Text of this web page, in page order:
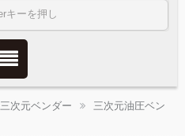
三次元ベンダー
三次元油圧ベン